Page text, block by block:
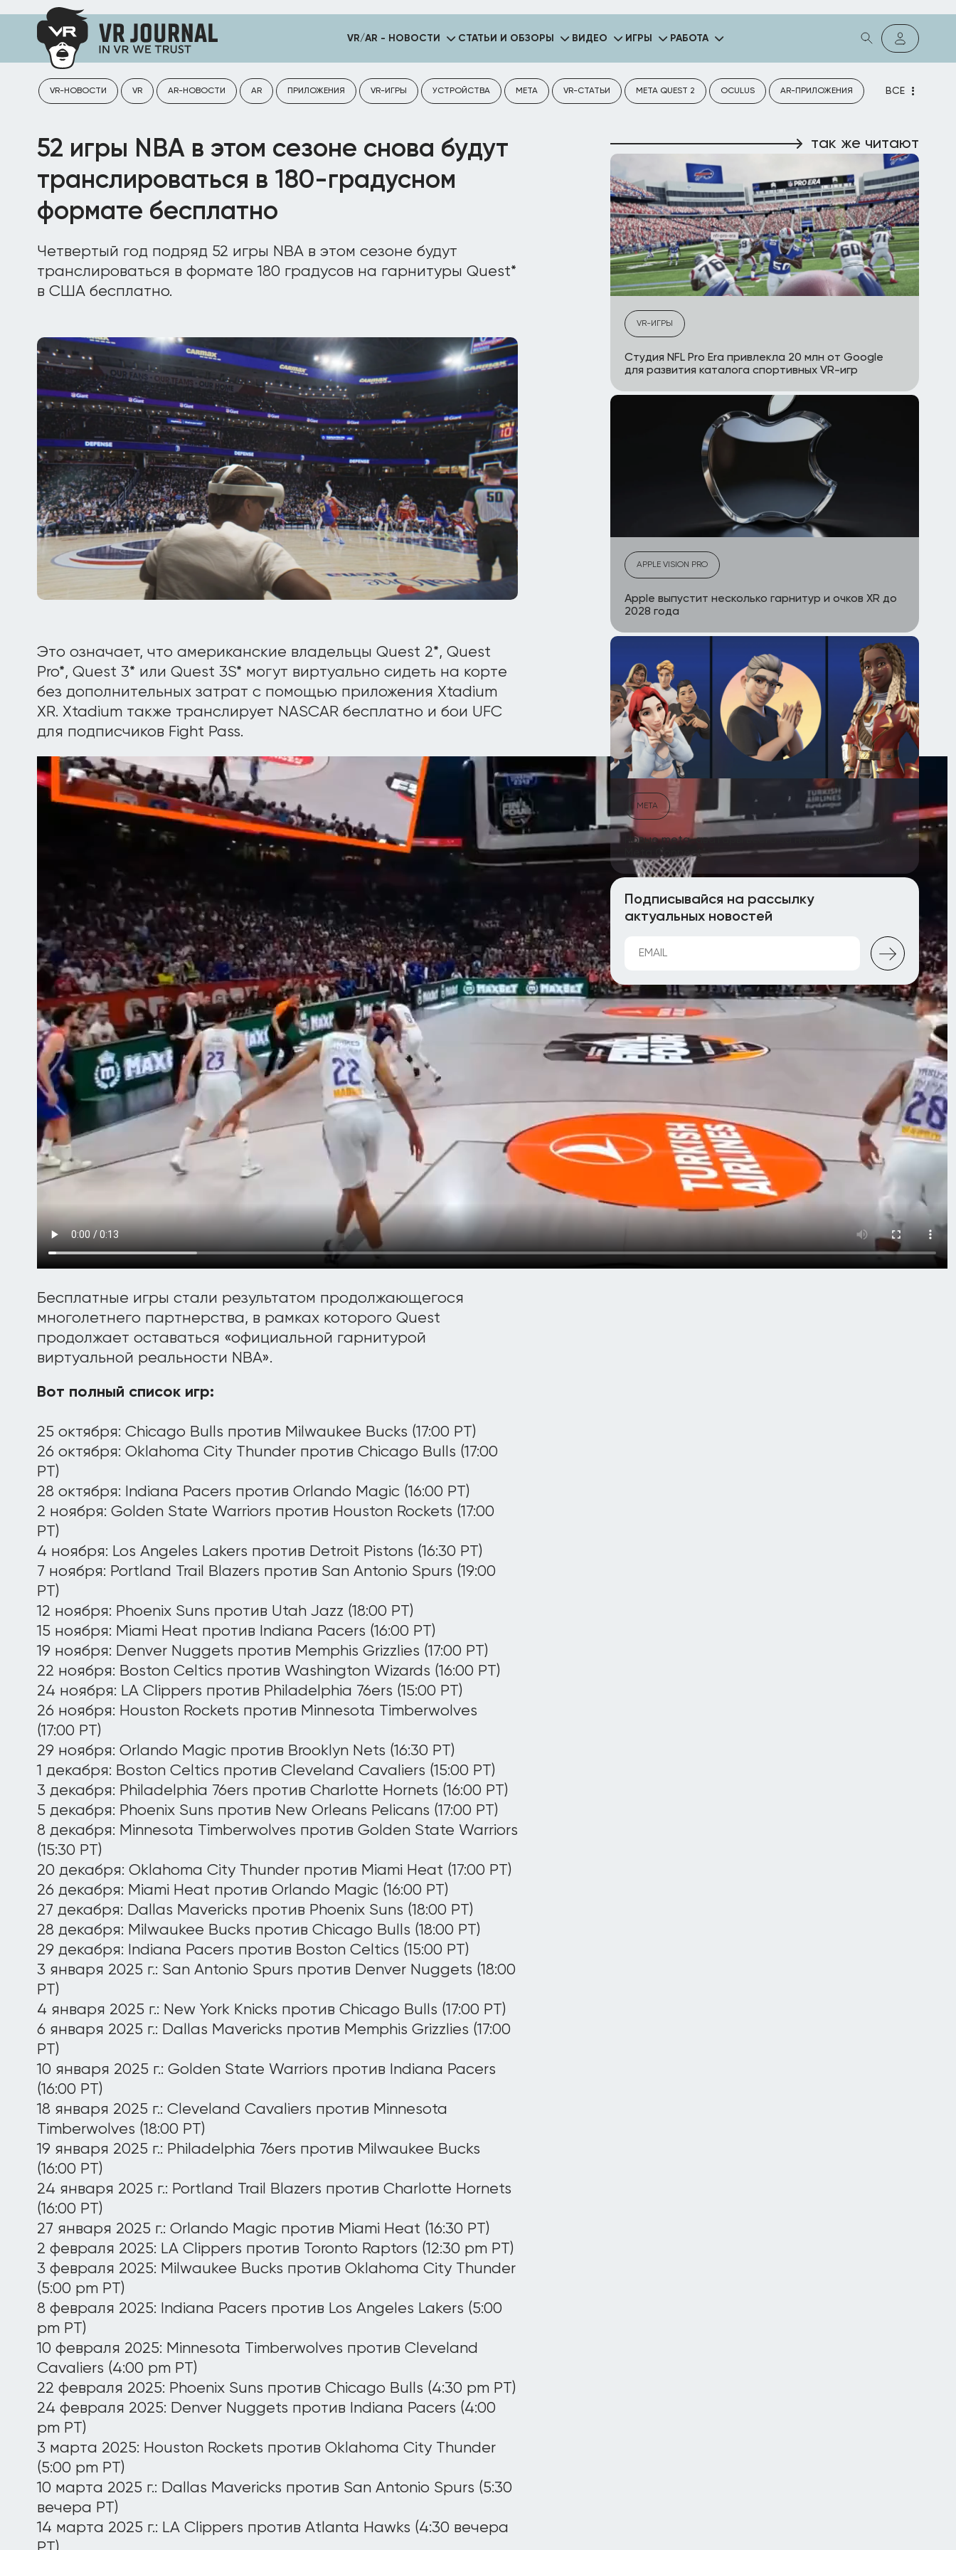
VR/AR - НОВОСТИ СТАТЬИ И ОБЗОРЫ ВИДЕО ИГРЫ РАБОТА
VR-НОВОСТИ VR AR-НОВОСТИ AR ПРИЛОЖЕНИЯ VR-ИГРЫ УСТРОЙСТВА META VR-СТАТЬИ META QUEST 2 OCULUS AR-ПРИЛОЖЕНИЯ ВСЕ
52 игры NBA в этом сезоне снова будут
транслироваться в 180-градусном
формате бесплатно
Четвертый год подряд 52 игры NBA в этом сезоне будут
транслироваться в формате 180 градусов на гарнитуры Quest*
в США бесплатно.
Это означает, что американские владельцы Quest 2*, Quest
Pro*, Quest 3* или Quest 3S* могут виртуально сидеть на корте
без дополнительных затрат с помощью приложения Xtadium
XR. Xtadium также транслирует NASCAR бесплатно и бои UFC
для подписчиков Fight Pass.
Бесплатные игры стали результатом продолжающегося
многолетнего партнерства, в рамках которого Quest
продолжает оставаться «официальной гарнитурой
виртуальной реальности NBA».
Вот полный список игр:
25 октября: Chicago Bulls против Milwaukee Bucks (17:00 PT)
26 октября: Oklahoma City Thunder против Chicago Bulls (17:00
PT)
28 октября: Indiana Pacers против Orlando Magic (16:00 PT)
2 ноября: Golden State Warriors против Houston Rockets (17:00
PT)
4 ноября: Los Angeles Lakers против Detroit Pistons (16:30 PT)
7 ноября: Portland Trail Blazers против San Antonio Spurs (19:00
PT)
12 ноября: Phoenix Suns против Utah Jazz (18:00 PT)
15 ноября: Miami Heat против Indiana Pacers (16:00 PT)
19 ноября: Denver Nuggets против Memphis Grizzlies (17:00 PT)
22 ноября: Boston Celtics против Washington Wizards (16:00 PT)
24 ноября: LA Clippers против Philadelphia 76ers (15:00 PT)
26 ноября: Houston Rockets против Minnesota Timberwolves
(17:00 PT)
29 ноября: Orlando Magic против Brooklyn Nets (16:30 PT)
1 декабря: Boston Celtics против Cleveland Cavaliers (15:00 PT)
3 декабря: Philadelphia 76ers против Charlotte Hornets (16:00 PT)
5 декабря: Phoenix Suns против New Orleans Pelicans (17:00 PT)
8 декабря: Minnesota Timberwolves против Golden State Warriors
(15:30 PT)
20 декабря: Oklahoma City Thunder против Miami Heat (17:00 PT)
26 декабря: Miami Heat против Orlando Magic (16:00 PT)
27 декабря: Dallas Mavericks против Phoenix Suns (18:00 PT)
28 декабря: Milwaukee Bucks против Chicago Bulls (18:00 PT)
29 декабря: Indiana Pacers против Boston Celtics (15:00 PT)
3 января 2025 г.: San Antonio Spurs против Denver Nuggets (18:00
PT)
4 января 2025 г.: New York Knicks против Chicago Bulls (17:00 PT)
6 января 2025 г.: Dallas Mavericks против Memphis Grizzlies (17:00
PT)
10 января 2025 г.: Golden State Warriors против Indiana Pacers
(16:00 PT)
18 января 2025 г.: Cleveland Cavaliers против Minnesota
Timberwolves (18:00 PT)
19 января 2025 г.: Philadelphia 76ers против Milwaukee Bucks
(16:00 PT)
24 января 2025 г.: Portland Trail Blazers против Charlotte Hornets
(16:00 PT)
27 января 2025 г.: Orlando Magic против Miami Heat (16:30 PT)
2 февраля 2025: LA Clippers против Toronto Raptors (12:30 pm PT)
3 февраля 2025: Milwaukee Bucks против Oklahoma City Thunder
(5:00 pm PT)
8 февраля 2025: Indiana Pacers против Los Angeles Lakers (5:00
pm PT)
10 февраля 2025: Minnesota Timberwolves против Cleveland
Cavaliers (4:00 pm PT)
22 февраля 2025: Phoenix Suns против Chicago Bulls (4:30 pm PT)
24 февраля 2025: Denver Nuggets против Indiana Pacers (4:00
pm PT)
3 марта 2025: Houston Rockets против Oklahoma City Thunder
(5:00 pm PT)
10 марта 2025 г.: Dallas Mavericks против San Antonio Spurs (5:30
вечера PT)
14 марта 2025 г.: LA Clippers против Atlanta Hawks (4:30 вечера
так же читают
VR-ИГРЫ
Студия NFL Pro Era привлекла 20 млн от Google
для развития каталога спортивных VR-игр
APPLE VISION PRO
Apple выпустит несколько гарнитур и очков XR до
2028 года
META
Новые meta-аватары всего за несколько дней до
Meta Connect*
Подписывайся на рассылку
актуальных новостей